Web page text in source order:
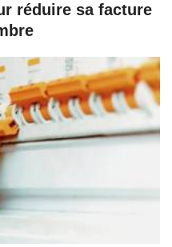
réduire sa facture